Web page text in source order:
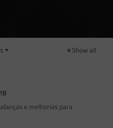
Show all
e melhorias para